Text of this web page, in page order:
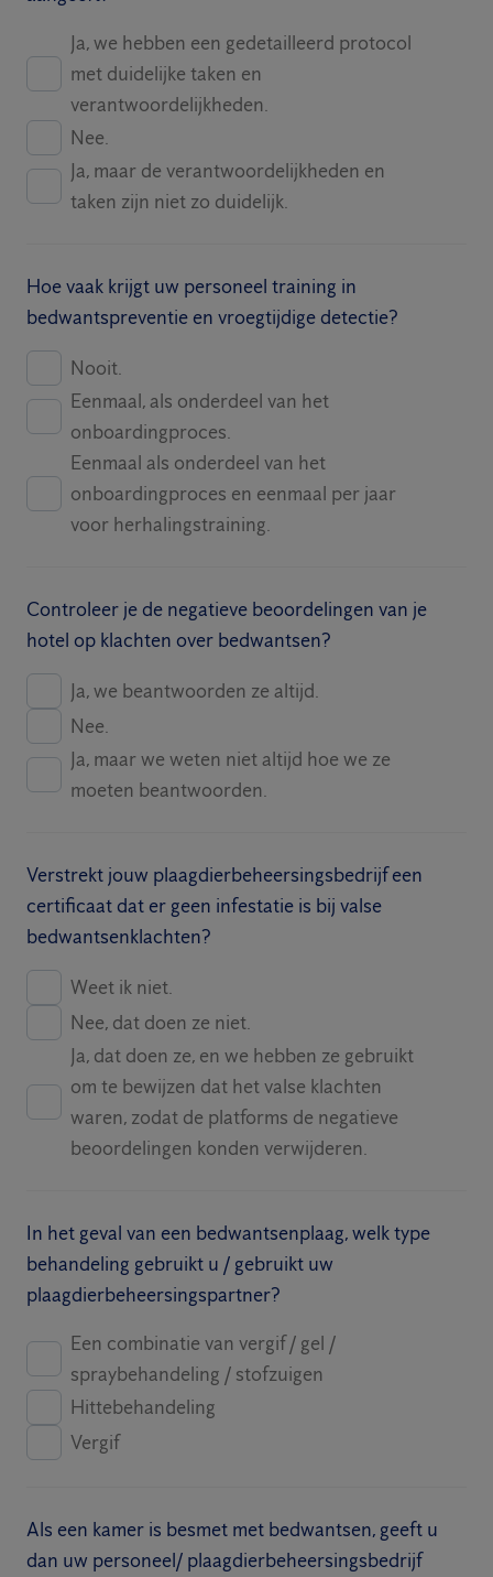
Ja, we hebben een gedetailleerd protocol
met duidelijke taken en
verantwoordelijkheden.
Nee.
Ja, maar de verantwoordelijkheden en
taken zijn niet zo duidelijk.
Hoe vaak krijgt uw personeel training in
bedwantspreventie en vroegtijdige detectie?
Nooit.
Eenmaal, als onderdeel van het
onboardingproces.
Eenmaal als onderdeel van het
onboardingproces en eenmaal per jaar
voor herhalingstraining.
Controleer je de negatieve beoordelingen van je
hotel op klachten over bedwantsen?
Ja, we beantwoorden ze altijd.
Nee.
Ja, maar we weten niet altijd hoe we ze
moeten beantwoorden.
Verstrekt jouw plaagdierbeheersingsbedrijf een
certificaat dat er geen infestatie is bij valse
bedwantsenklachten?
Weet ik niet.
Nee, dat doen ze niet.
Ja, dat doen ze, en we hebben ze gebruikt
om te bewijzen dat het valse klachten
waren, zodat de platforms de negatieve
beoordelingen konden verwijderen.
In het geval van een bedwantsenplaag, welk type
behandeling gebruikt u / gebruikt uw
plaagdierbeheersingspartner?
Een combinatie van vergif / gel /
spraybehandeling / stofzuigen
Hittebehandeling
Vergif
Als een kamer is besmet met bedwantsen, geeft u
dan uw personeel/ plaagdierbeheersingsbedrijf